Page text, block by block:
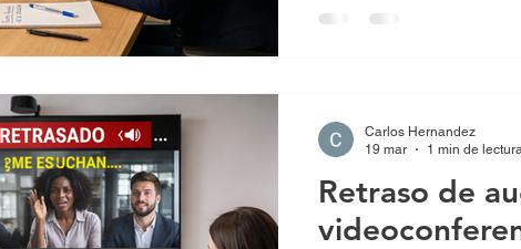
Retraso de
Carlos Hernandez
19 mar
1 min de